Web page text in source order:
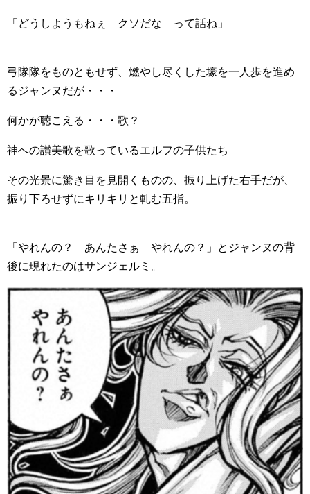
「どうしようもねぇ クソだな って話ね」
弓隊隊をものともせず、燃やし尽くした壕を一人歩を進め
るジャンヌだが・・・
何かが聴こえる・・・歌？
神への讃美歌を歌っているエルフの子供たち
その光景に驚き目を見開くものの、振り上げた右手だが、
振り下ろせずにキリキリと軋む五指。
「やれんの？ あんたさぁ やれんの？」とジャンヌの背
後に現れたのはサンジェルミ。